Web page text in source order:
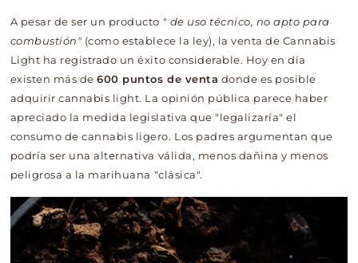
A pesar de ser un producto " de uso técnico, no apto para
combustión" (como establece la ley), la venta de Cannabis
Light ha registrado un éxito considerable. Hoy en día
existen más de600 puntos de venta donde es posible
adquirir cannabis light. La opinión pública parece haber
apreciado la medida legislativa que "legalizaría" el
consumo de cannabis ligero. Los padres argumentan que
podría ser una alternativa válida, menos dañina y menos
peligrosa a la marihuana "clásica".